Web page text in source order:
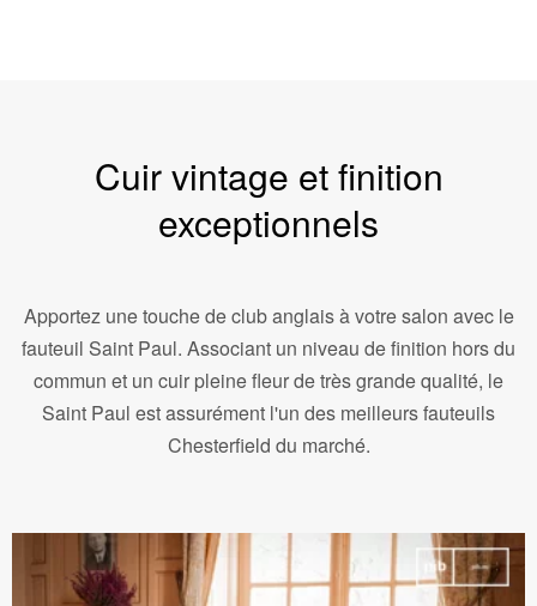
Cuir vintage et finition
exceptionnels
Apportez une touche de club anglais à votre salon avec le
fauteuil Saint Paul. Associant un niveau de finition hors du
commun et un cuir pleine fleur de très grande qualité, le
Saint Paul est assurément l'un des meilleurs fauteuils
Chesterfield du marché.